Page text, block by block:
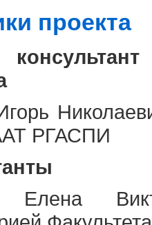
проекта
РГАСПИ
Елена